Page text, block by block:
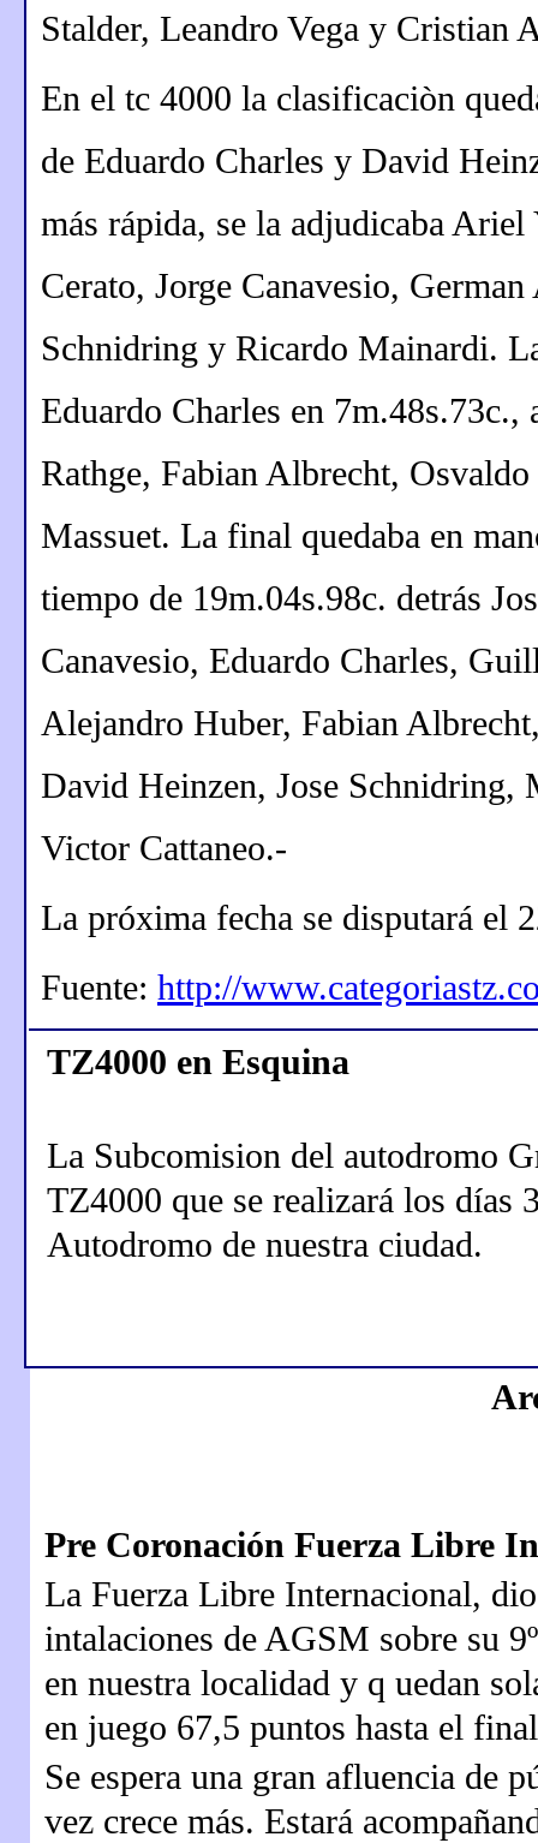
Stalder, Leandro Vega y Cristian
En el tc 4000 la clasificaciòn
de Eduardo Charles y David
más rápida, se la adjudicaba
Cerato, Jorge Canavesio,
Schnidring y Ricardo Mainardi.
Eduardo Charles en
Rathge, Fabian Albrecht,
Massuet. La final quedaba en
tiempo de 19m.04s.98c. detrás
Canavesio, Eduardo Charles,
Alejandro Huber, Fabian
David Heinzen, Jose
Victor Cattaneo.-
La próxima fecha se disputará el
Fuente: http://
TZ4000 en Esquina
La Subcomision del autodromo
TZ4000 que se realizará los días
Autodromo de nuestra ciudad.
Pre Coronación Fuerza Libre
La Fuerza Libre Internacional,
intalaciones de AGSM sobre su
en nuestra localidad y q uedan
en juego 67,5 puntos hasta el
Se espera una gran afluencia de
vez crece más. Estará